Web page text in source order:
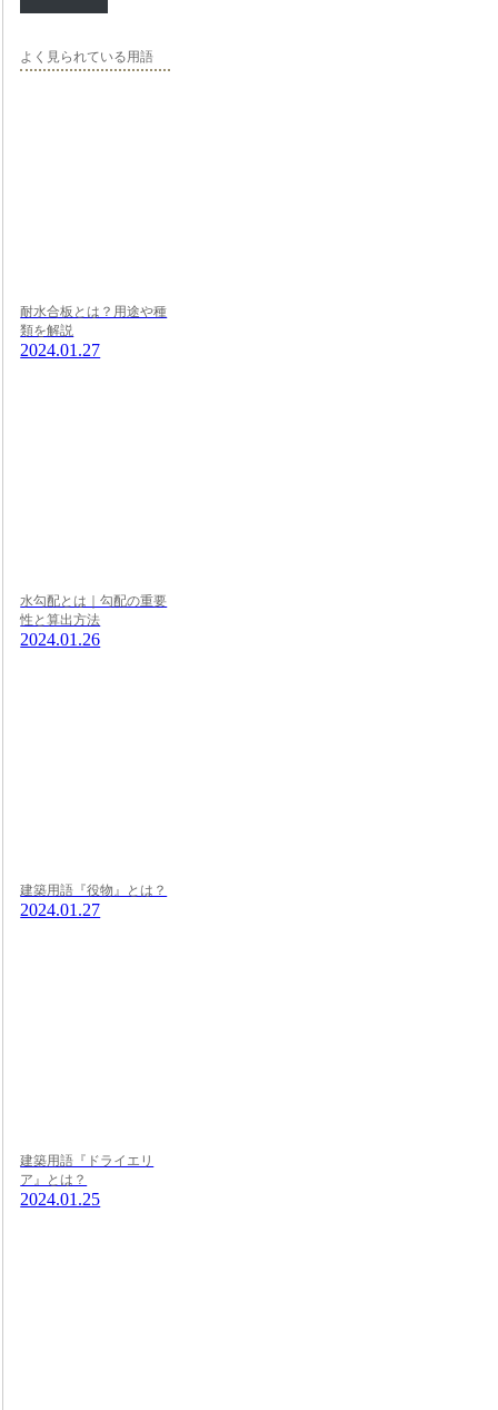
よく見られている用語
耐水合板とは？用途や種
類を解説
2024.01.27
水勾配とは｜勾配の重要
性と算出方法
2024.01.26
建築用語『役物』とは？
2024.01.27
建築用語『ドライエリ
ア』とは？
2024.01.25